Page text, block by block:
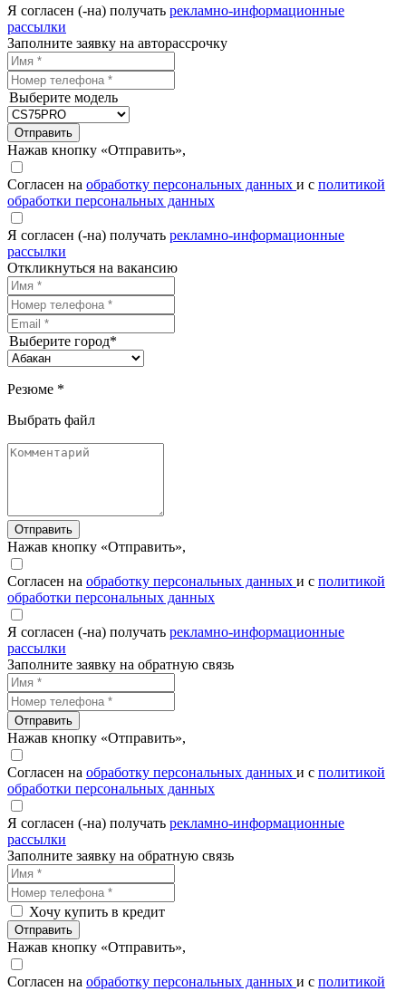
Я согласен (-на) получать рекламно-информационные
рассылки
Заполните заявку на авторассрочку
Выберите модель
Отправить
Нажав кнопку «Отправить»,
Согласен на обработку персональных данных и с политикой
обработки персональных данных
Я согласен (-на) получать рекламно-информационные
рассылки
Откликнуться на вакансию
Выберите город*
Резюме *
Выбрать файл
Отправить
Нажав кнопку «Отправить»,
Согласен на обработку персональных данных и с политикой
обработки персональных данных
Я согласен (-на) получать рекламно-информационные
рассылки
Заполните заявку на обратную связь
Отправить
Нажав кнопку «Отправить»,
Согласен на обработку персональных данных и с политикой
обработки персональных данных
Я согласен (-на) получать рекламно-информационные
рассылки
Заполните заявку на обратную связь
Хочу купить в кредит
Отправить
Нажав кнопку «Отправить»,
Согласен на обработку персональных данных и с политикой